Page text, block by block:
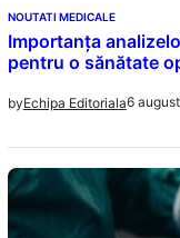
NOUTATI MEDICALE
Importanța
pentru o sănătate
byEchipa Editoriala6